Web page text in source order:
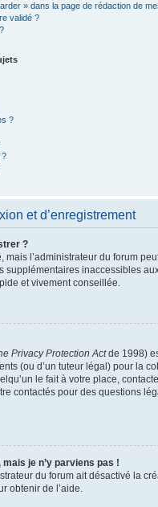
» dans la page de rédaction de
validé ?
?
?
et d’enregistrement
?
mais l’administrateur du forum
supplémentaires inaccessibles
et vivement conseillée.
Privacy Protection Actde 1998)
(ou d’un tuteur légal) pour la
le fait à votre place,
contactés pour des questions
je n’y parviens pas !
du forum ait désactivé la
obtenir de l’aide.